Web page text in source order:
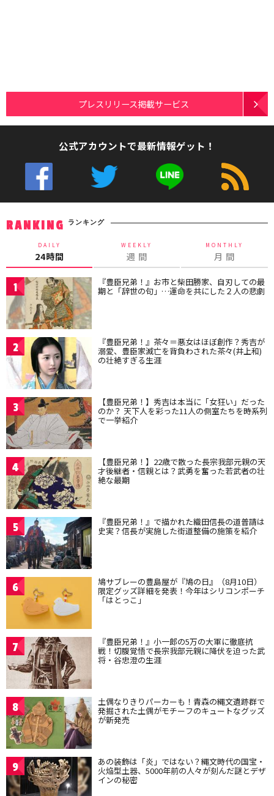
プレスリリース掲載サービス
公式アカウントで最新情報ゲット！
RANKING ランキング
DAILY
24時間
WEEKLY
週 間
MONTHLY
月 間
1 『豊臣兄弟！』お市と柴田勝家、自刃しての最
期と「辞世の句」…運命を共にした２人の悲劇
2 『豊臣兄弟！』茶々＝悪女はほぼ創作？秀吉が
溺愛、豊臣家滅亡を背負わされた茶々(井上和)
の壮絶すぎる生涯
3 【豊臣兄弟！】秀吉は本当に「女狂い」だった
のか？ 天下人を彩った11人の側室たちを時系列
で一挙紹介
4 【豊臣兄弟！】22歳で散った長宗我部元親の天
才後継者・信親とは？武勇を奮った若武者の壮
絶な最期
5 『豊臣兄弟！』で描かれた織田信長の道普請は
史実？信長が実施した街道整備の施策を紹介
6 鳩サブレーの豊島屋が『鳩の日』（8月10日）
限定グッズ詳細を発表！今年はシリコンポーチ
「はとっこ」
7 『豊臣兄弟！』小一郎の5万の大軍に徹底抗
戦！切腹覚悟で長宗我部元親に降伏を迫った武
将・谷忠澄の生涯
8 土偶なりきりパーカーも！青森の縄文遺跡群で
発掘された土偶がモチーフのキュートなグッズ
が新発売
9 あの装飾は「炎」ではない？縄文時代の国宝・
火焔型土器、5000年前の人々が刻んだ謎とデザ
インの秘密